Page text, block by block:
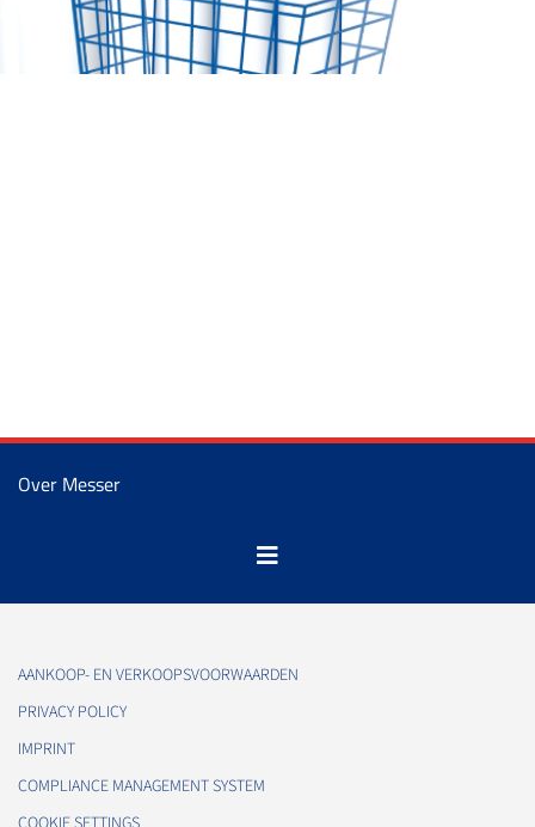
Over Messer
AANKOOP- EN VERKOOPSVOORWAARDEN
PRIVACY POLICY
IMPRINT
COMPLIANCE MANAGEMENT SYSTEM